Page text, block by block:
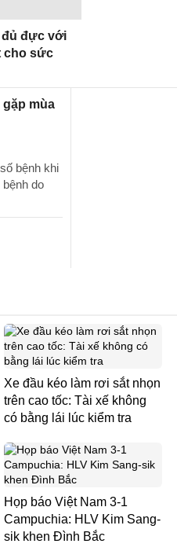
đủ đực với
cho sức
mùa
bệnh khi
do
Xe đầu kéo làm rơi sắt nhọn
trên cao tốc: Tài xế không
có bằng lái lúc kiểm tra
Họp báo Việt Nam 3-1
Campuchia: HLV Kim Sang-
sik khen Đình Bắc